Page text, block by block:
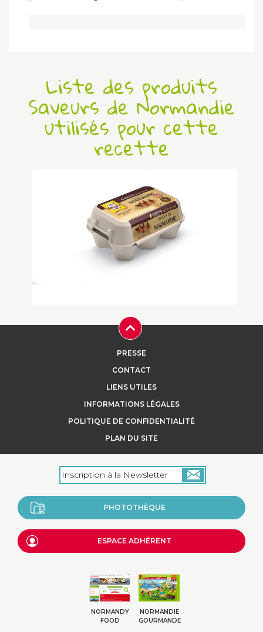
Liste des produits
Saveurs de Normandie
utilisés pour cette
recette
Oeuf de poule au sol « pondu en
est préservé : el...
+
PRESSE
CONTACT
LIENS UTILES
INFORMATIONS LÉGALES
POLITIQUE DE CONFIDENTIALITÉ
PLAN DU SITE
PHOTOTHÈQUE
ESPACE ADHÉRENT
NORMANDY
FOOD
NORMANDIE
GOURMANDE